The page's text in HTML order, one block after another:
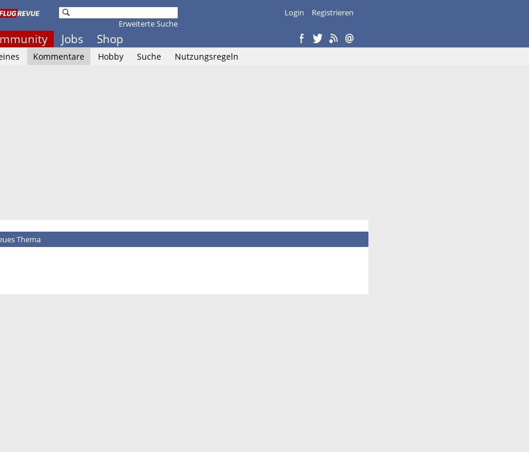
Jobs Shop
Erweiterte Suche
Login Registrieren
Kommentare Hobby Suche Nutzungsregeln
Thema